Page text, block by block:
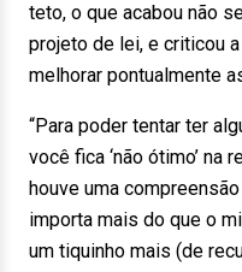
teto, o que acabou não
projeto de lei, e criticou
melhorar pontualmente
“Para poder tentar ter
você fica ‘não ótimo’ na
houve uma
importa mais do que o
um tiquinho mais (de